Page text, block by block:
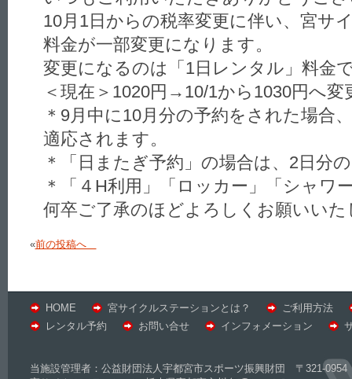
10月1日からの税率変更に伴い、宮サ
料金が一部変更になります。
変更になるのは「1日レンタル」料金
＜現在＞1020円→10/1から1030円へ変
＊9月中に10月分の予約をされた場合
適応されます。
＊「日またぎ予約」の場合は、2日分
＊「４H利用」「ロッカー」「シャワ
何卒ご了承のほどよろしくお願いいた
«前の投稿へ
HOME 宮サイクルステーションとは？
ご利用方法
レンタル予約
お問い合せ インフォメーション
当施設管理者：公益財団法人宇都宮市スポーツ振興財団 〒321-